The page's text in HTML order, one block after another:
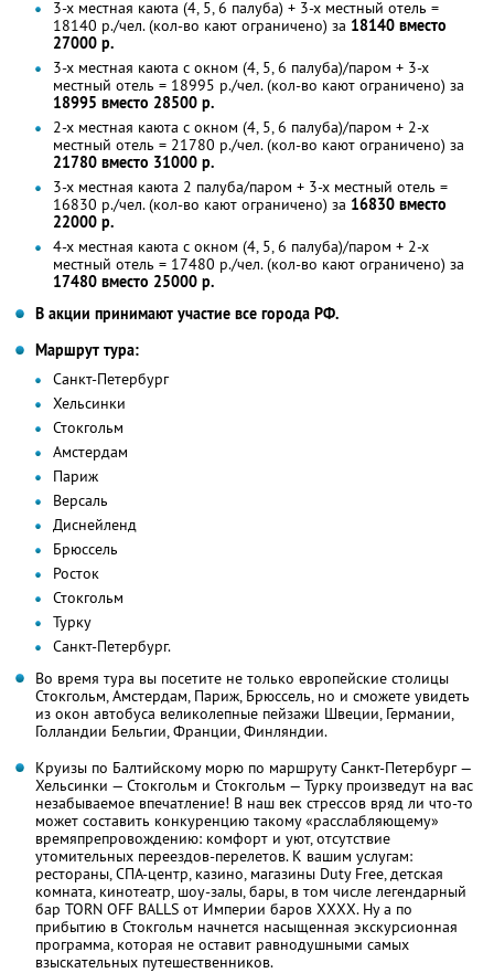
3-х местная каюта (4, 5, 6 палуба) + 3-х местный отель =
18140 р./чел. (кол-во кают ограничено) за 18140 вместо
27000 р.
3-х местная каюта с окном (4, 5, 6 палуба)/паром + 3-х
местный отель = 18995 р./чел. (кол-во кают ограничено) за
18995 вместо 28500 р.
2-х местная каюта с окном (4, 5, 6 палуба)/паром + 2-х
местный отель = 21780 р./чел. (кол-во кают ограничено) за
21780 вместо 31000 р.
3-х местная каюта 2 палуба/паром + 3-х местный отель =
16830 р./чел. (кол-во кают ограничено) за 16830 вместо
22000 р.
4-х местная каюта с окном (4, 5, 6 палуба)/паром + 2-х
местный отель = 17480 р./чел. (кол-во кают ограничено) за
17480 вместо 25000 р.
В акции принимают участие все города РФ.
Маршрут тура:
Санкт-Петербург
Хельсинки
Стокгольм
Амстердам
Париж
Версаль
Диснейленд
Брюссель
Росток
Стокгольм
Турку
Санкт-Петербург.
Во время тура вы посетите не только европейские столицы
Стокгольм, Амстердам, Париж, Брюссель, но и сможете увидеть
из окон автобуса великолепные пейзажи Швеции, Германии,
Голландии Бельгии, Франции, Финляндии.
Круизы по Балтийскому морю по маршруту Санкт-Петербург —
Хельсинки — Стокгольм и Стокгольм — Турку произведут на вас
незабываемое впечатление! В наш век стрессов вряд ли что-то
может составить конкуренцию такому «расслабляющему»
времяпрепровождению: комфорт и уют, отсутствие
утомительных переездов-перелетов. К вашим услугам:
рестораны, СПА-центр, казино, магазины Duty Free, детская
комната, кинотеатр, шоу-залы, бары, в том числе легендарный
бар TORN OFF BALLS от Империи баров ХХХХ. Ну а по
прибытию в Стокгольм начнется насыщенная экскурсионная
программа, которая не оставит равнодушными самых
взыскательных путешественников.